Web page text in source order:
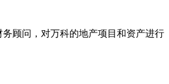
顾问，对万科的地产项目和资产进行